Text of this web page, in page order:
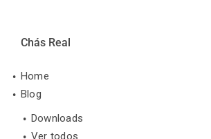
Chás Real
Home
Blog
Downloads
Ver todos